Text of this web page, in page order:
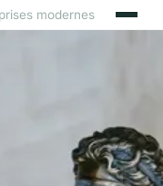
modernes